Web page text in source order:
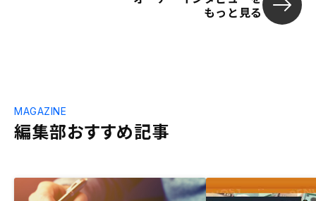
もっと見る
編集部おすすめ記事
MAGAZINE